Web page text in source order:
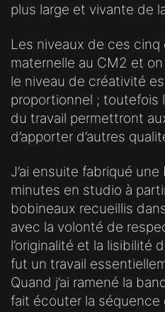
plus large et vivante de
Les niveaux de ces cinq
maternelle au CM2 et
le niveau de créativité
proportionnel ; toutefois
du travail permettront
d’apporter d’autres
J’ai ensuite fabriqué une
minutes en studio à
bobineaux recueillis
avec la volonté de
l’originalité et la lisibilité
fut un travail
Quand j’ai ramené la
fait écouter la séquence